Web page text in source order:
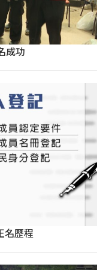
成功
名歷程